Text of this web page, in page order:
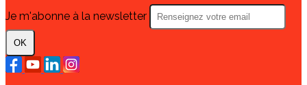
Je m'abonne à la newsletter
OK